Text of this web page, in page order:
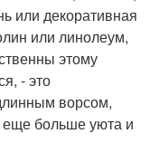
или декоративная
или линолеум,
этому
- это
ворсом,
еще больше уюта и